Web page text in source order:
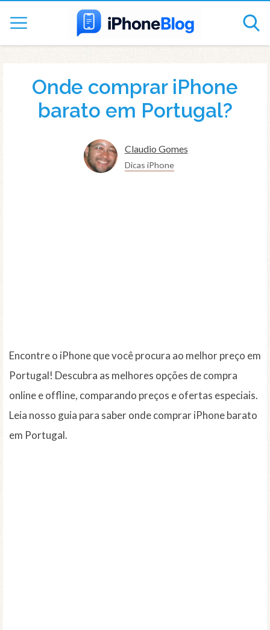
Onde comprar iPhone
barato em Portugal?
Claudio Gomes
Dicas iPhone
Encontre o iPhone que você procura ao melhor preço em
Portugal! Descubra as melhores opções de compra
online e offline, comparando preços e ofertas especiais.
Leia nosso guia para saber onde comprar iPhone barato
em Portugal.